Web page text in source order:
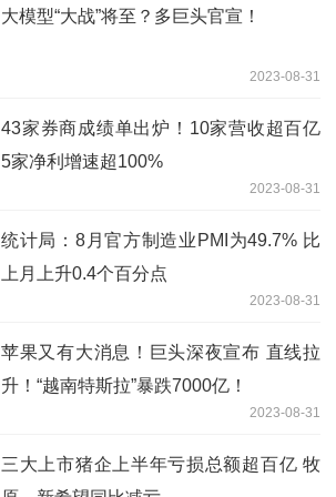
大模型“大战”将至？多巨头官宣！
2023-08-31
43家券商成绩单出炉！10家营收超百亿
5家净利增速超100%
2023-08-31
统计局：8月官方制造业PMI为49.7% 比
上月上升0.4个百分点
2023-08-31
苹果又有大消息！巨头深夜宣布 直线拉
升！“越南特斯拉”暴跌7000亿！
2023-08-31
三大上市猪企上半年亏损总额超百亿 牧